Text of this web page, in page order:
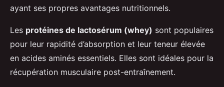
ayant ses propres avantages nutritionnels.
Les protéines de lactosérum (whey) sont populaires
pour leur rapidité d’absorption et leur teneur élevée
en acides aminés essentiels. Elles sont idéales pour la
récupération musculaire post-entraînement.